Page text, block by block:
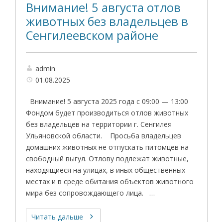
Внимание! 5 августа отлов
животных без владельцев в
Сенгилеевском районе
admin
01.08.2025
Внимание! 5 августа 2025 года с 09:00 — 13:00
Фондом будет производиться отлов животных
без владельцев на территории г. Сенгилея
Ульяновской области. Просьба владельцев
домашних животных не отпускать питомцев на
свободный выгул. Отлову подлежат животные,
находящиеся на улицах, в иных общественных
местах и в среде обитания объектов животного
мира без сопровождающего лица. …
Читать дальше